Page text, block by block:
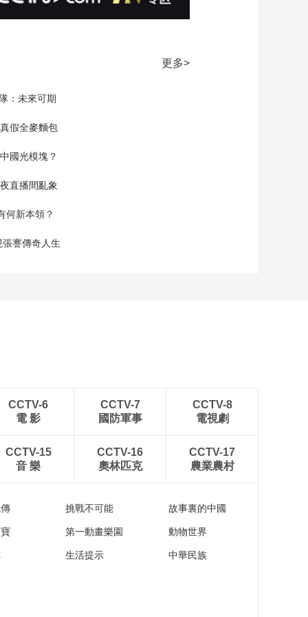
更多>
：未來可期
假全麥麵包
國光模塊？
直播間亂象
何新本領？
謇傳奇人生
CCTV-6
電 影
CCTV-7
國防軍事
CCTV-8
電視劇
CCTV-15
音 樂
CCTV-16
奧林匹克
CCTV-17
農業農村
挑戰不可能 故事裏的中國
第一動畫樂園 動物世界
生活提示 中華民族